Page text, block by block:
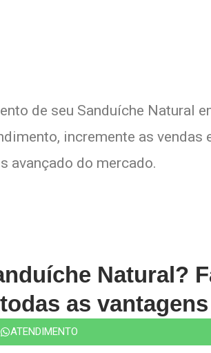
de seu Sanduíche Natural
incremente as
avançado do mercado.
Natural?
as
ATENDIMENTO